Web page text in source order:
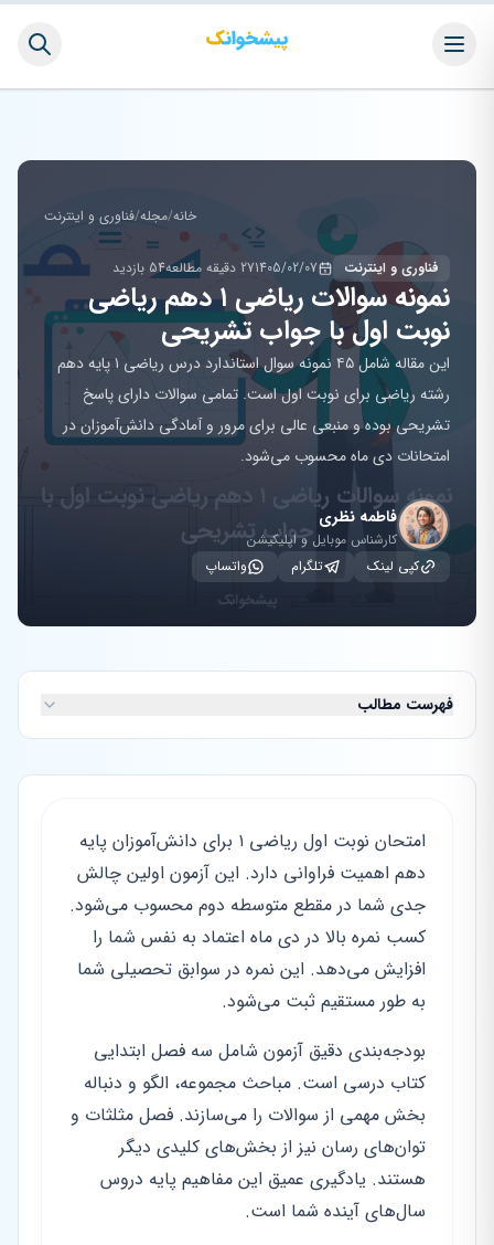
خانه/مجله/فناوری و اینترنت
فناوری و اینترنت 1405/02/0727 دقیقه مطالعه 54 بازدید
نمونه سوالات ریاضی ۱ دهم ریاضی
نوبت اول با جواب تشریحی
این مقاله شامل ۴۵ نمونه سوال استاندارد درس ریاضی ۱ پایه دهم
رشته ریاضی برای نوبت اول است. تمامی سوالات دارای پاسخ
تشریحی بوده و منبعی عالی برای مرور و آمادگی دانش‌آموزان در
امتحانات دی ماه محسوب می‌شود.
فاطمه نظری
کارشناس موبایل و اپلیکیشن
کپی لینک
تلگرام واتساپ
فهرست مطالب
امتحان نوبت اول ریاضی ۱ برای دانش‌آموزان پایه
دهم اهمیت فراوانی دارد. این آزمون اولین چالش
جدی شما در مقطع متوسطه دوم محسوب می‌شود.
کسب نمره بالا در دی ماه اعتماد به نفس شما را
افزایش می‌دهد. این نمره در سوابق تحصیلی شما
به طور مستقیم ثبت می‌شود.
بودجه‌بندی دقیق آزمون شامل سه فصل ابتدایی
کتاب درسی است. مباحث مجموعه، الگو و دنباله
بخش مهمی از سوالات را می‌سازند. فصل مثلثات و
توان‌های رسان نیز از بخش‌های کلیدی دیگر
هستند. یادگیری عمیق این مفاهیم پایه دروس
سال‌های آینده شما است.